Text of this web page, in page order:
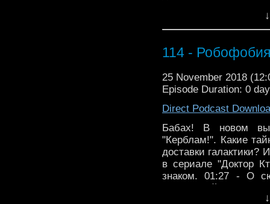
Вещаем о
пространству.
114 -
25 November 2018
Episode Duration: 0
Direct Podcast
Бабах! В новом
"Керблам!". Какие
доставки галактики?
в сериале "Доктор
знаком. 01:27 - О
визуальной части
"Глас Галлифрея"!